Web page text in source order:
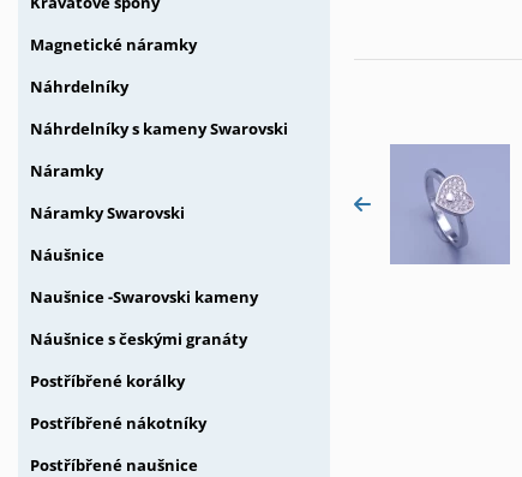
Magnetické náramky
Náhrdelníky
Náhrdelníky s kameny Swarovski
Náramky
Náramky Swarovski
Náušnice
Naušnice -Swarovski kameny
Náušnice s českými granáty
Postříbřené korálky
Postříbřené nákotníky
Postříbřené naušnice